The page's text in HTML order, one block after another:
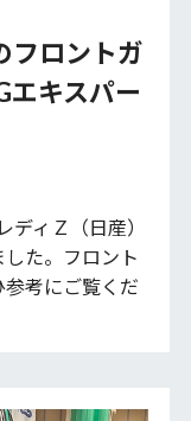
フロントガ
エキスパー
ィＺ（日産）
た。フロント
考にご覧くだ